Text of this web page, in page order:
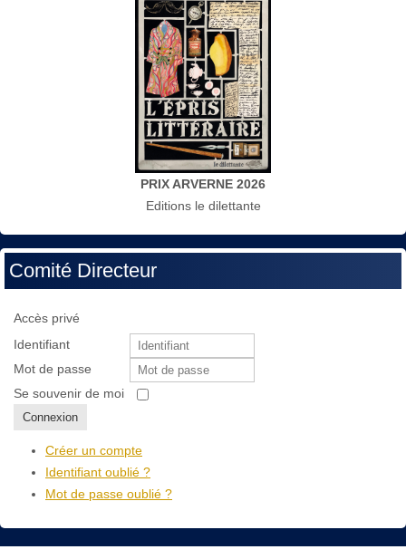
PRIX ARVERNE 2026
Editions le dilettante
Comité Directeur
Accès privé
Identifiant
Mot de passe
Se souvenir de moi
Connexion
Créer un compte
Identifiant oublié ?
Mot de passe oublié ?